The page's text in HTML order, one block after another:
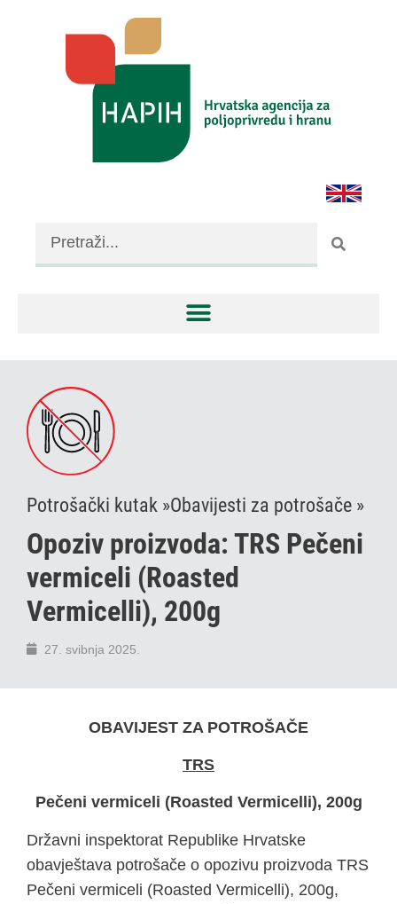
Potrošački kutak »Obavijesti za potrošače »
Opoziv proizvoda: TRS Pečeni
vermiceli (Roasted
Vermicelli), 200g
27. svibnja 2025.
OBAVIJEST ZA POTROŠAČE
TRS
Pečeni vermiceli (Roasted Vermicelli), 200g
Državni inspektorat Republike Hrvatske
obavještava potrošače o opozivu proizvoda TRS
Pečeni vermiceli (Roasted Vermicelli), 200g,